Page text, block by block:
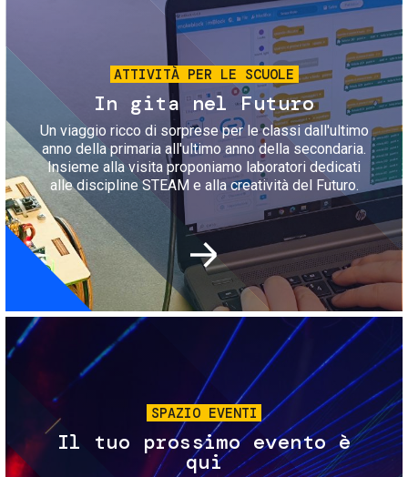
ATTIVITÀ PER LE SCUOLE
In gita nel Futuro
Un viaggio ricco di sorprese per le classi dall'ultimo
anno della primaria all'ultimo anno della secondaria.
Insieme alla visita proponiamo laboratori dedicati
alle discipline STEAM e alla creatività del Futuro.
Immagine
SPAZIO EVENTI
Il tuo prossimo evento è
qui